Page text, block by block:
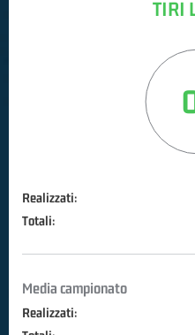
TIRI
Realizzati:
Totali:
Media campionato
Realizzati: